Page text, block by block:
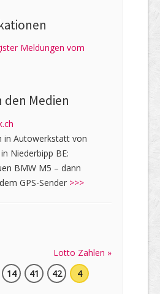
Meldungen vom
den Medien
in Autowerkstatt von
Niederbipp BE:
BMW M5 – dann
GPS-Sender >>>
Lotto Zahlen »
14 41 42 4